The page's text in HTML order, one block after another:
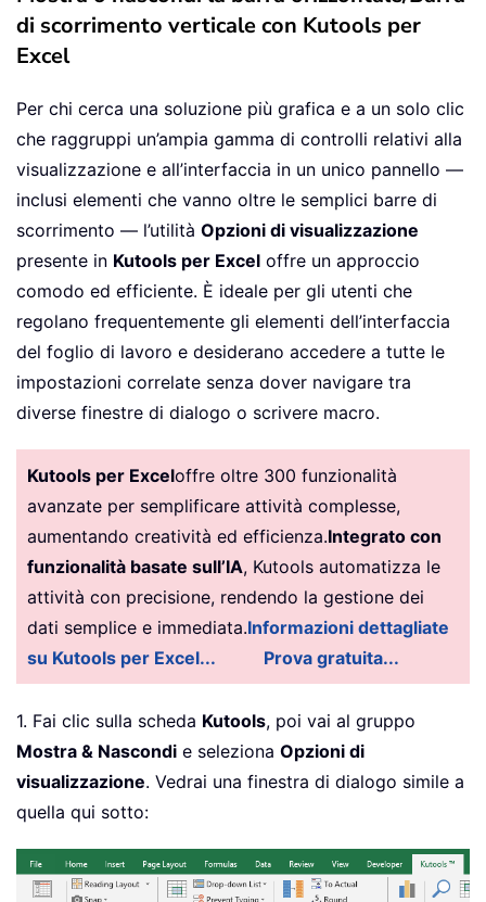
di scorrimento verticale con Kutools per
Excel
Per chi cerca una soluzione più grafica e a un solo clic
che raggruppi un’ampia gamma di controlli relativi alla
visualizzazione e all’interfaccia in un unico pannello —
inclusi elementi che vanno oltre le semplici barre di
scorrimento — l’utilità Opzioni di visualizzazione
presente in Kutools per Excel offre un approccio
comodo ed efficiente. È ideale per gli utenti che
regolano frequentemente gli elementi dell’interfaccia
del foglio di lavoro e desiderano accedere a tutte le
impostazioni correlate senza dover navigare tra
diverse finestre di dialogo o scrivere macro.
Kutools per Exceloffre oltre 300 funzionalità
avanzate per semplificare attività complesse,
aumentando creatività ed efficienza.Integrato con
funzionalità basate sull’IA, Kutools automatizza le
attività con precisione, rendendo la gestione dei
dati semplice e immediata.Informazioni dettagliate
su Kutools per Excel...
Prova gratuita...
1. Fai clic sulla scheda Kutools, poi vai al gruppo
Mostra & Nascondi e seleziona Opzioni di
visualizzazione. Vedrai una finestra di dialogo simile a
quella qui sotto: